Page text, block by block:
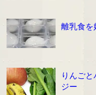
離乳食を
りんご
ジー